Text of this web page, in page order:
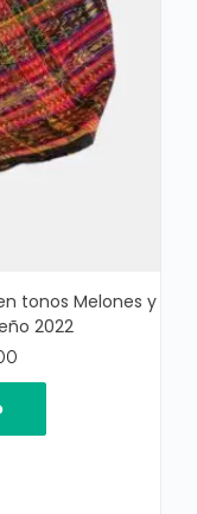
tonos Melones y
2022
precio
es: